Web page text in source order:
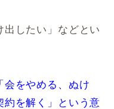
したい」などとい
会をやめる、ぬけ
約を解く」という意